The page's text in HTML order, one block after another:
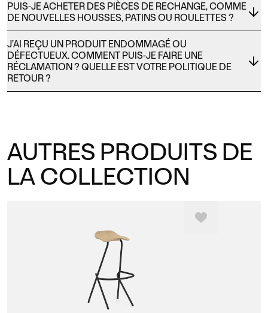
PUIS-JE ACHETER DES PIÈCES DE RECHANGE, COMME
DE NOUVELLES HOUSSES, PATINS OU ROULETTES ?
J’AI REÇU UN PRODUIT ENDOMMAGÉ OU
DÉFECTUEUX. COMMENT PUIS-JE FAIRE UNE
RÉCLAMATION ? QUELLE EST VOTRE POLITIQUE DE
RETOUR ?
AUTRES PRODUITS DE
LA COLLECTION